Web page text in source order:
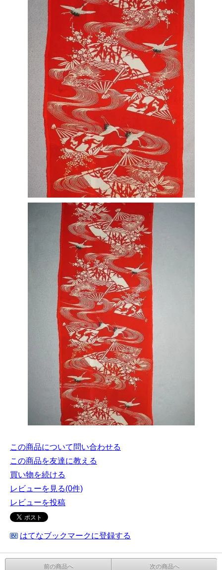
この商品について問い合わせる
この商品を友達に教える
買い物を続ける
レビューを見る(0件)
レビューを投稿
はてなブックマークに登録する
前の商品へ 次の商品へ